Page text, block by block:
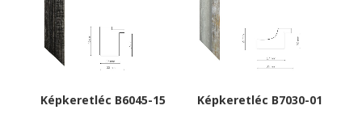
Képkeretléc B6045-15 Képkeretléc B7030-01